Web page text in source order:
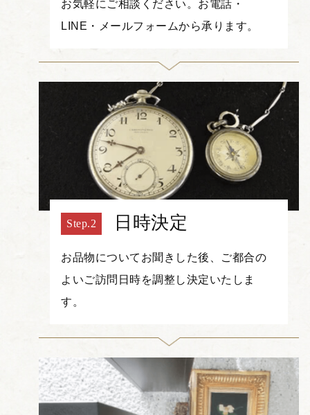
お気軽にご相談ください。お電話・
LINE・メールフォームから承ります。
日時決定
お品物についてお聞きした後、ご都合の
よいご訪問日時を調整し決定いたしま
す。